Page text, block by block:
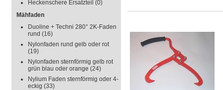
Heckenschere Ersatzteil (0)
Mähfaden
Duoline + Techni 280° 2K-Faden
rund (16)
Nylonfaden rund gelb oder rot
(19)
Nylonfaden sternförmig gelb rot
grün blau oder orange (24)
Nylium Faden sternförmig oder 4-
eckig (33)